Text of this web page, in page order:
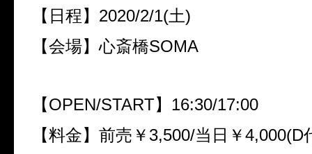
【日程】2020/2/1(土)
【会場】心斎橋SOMA
【OPEN/START】16:30/17:00
【料金】前売￥3,500/当日￥4,000(D